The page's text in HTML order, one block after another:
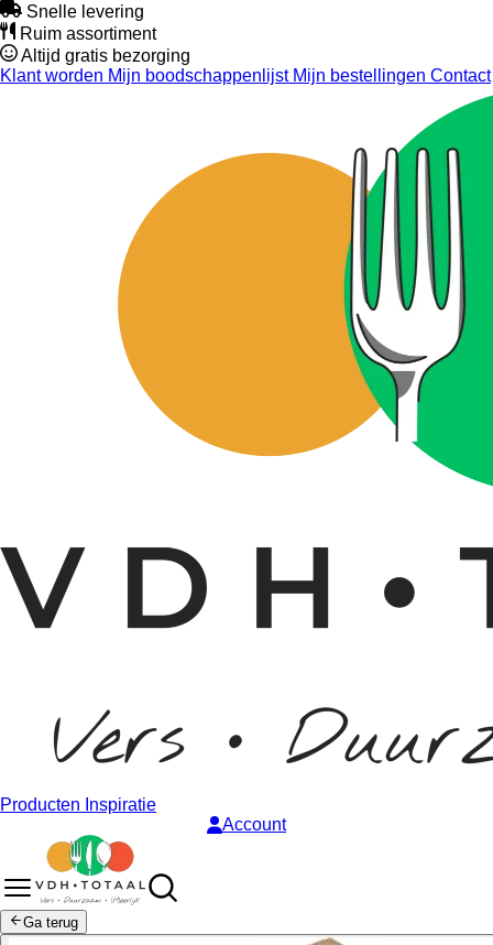
Snelle levering
Ruim assortiment
Altijd gratis bezorging
Klant worden Mijn boodschappenlijstMijn bestellingen Contact
Producten Inspiratie
Account
Ga terug